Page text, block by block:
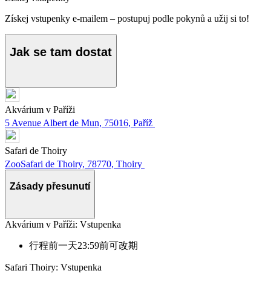
Získej vstupenky e-mailem – postupuj podle pokynů a užij si to!
Jak se tam dostat
Akvárium v Paříži
5 Avenue Albert de Mun, 75016, Paříž
Safari de Thoiry
ZooSafari de Thoiry, 78770, Thoiry
Zásady přesunutí
Akvárium v Paříži: Vstupenka
行程前一天23:59前可改期
Safari Thoiry: Vstupenka